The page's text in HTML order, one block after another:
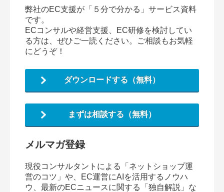
弊社のEC支援が「５分で分かる」サービス資料
です。
ECコンサルや経営支援、EC研修を検討してい
る方は、ぜひご一読ください。ご相談もお気軽
にどうぞ！
ダウンロードする（無料）
まずは相談する（無料）
メルマガ登録
現役コンサルタントによる「ネットショップ運
営のコツ」や、EC運営にAIを活用するノウハ
ウ、最新のECニュースに関する「独自解説」な